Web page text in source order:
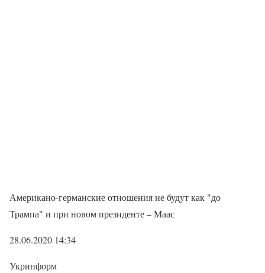
Американо-германские отношения не будут как "до
Трампа" и при новом президенте – Маас
28.06.2020 14:34
Укринформ